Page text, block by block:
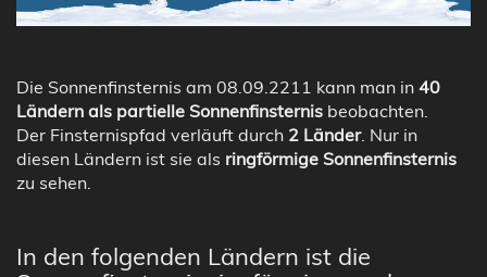
Die Sonnenfinsternis am 08.09.2211 kann man in 40
Ländern als partielle Sonnenfinsternis beobachten.
Der Finsternispfad verläuft durch 2 Länder. Nur in
diesen Ländern ist sie als ringförmige Sonnenfinsternis
zu sehen.
In den folgenden Ländern ist die